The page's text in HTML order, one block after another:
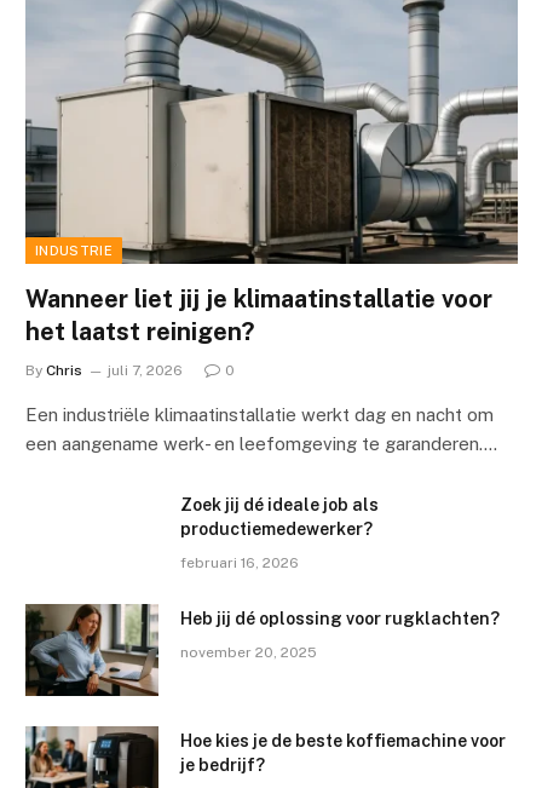
INDUSTRIE
Wanneer liet jij je klimaatinstallatie voor
het laatst reinigen?
By Chris juli 7, 2026 0
Een industriële klimaatinstallatie werkt dag en nacht om
een aangename werk- en leefomgeving te garanderen.…
Zoek jij dé ideale job als
productiemedewerker?
februari 16, 2026
Heb jij dé oplossing voor rugklachten?
november 20, 2025
Hoe kies je de beste koffiemachine voor
je bedrijf?